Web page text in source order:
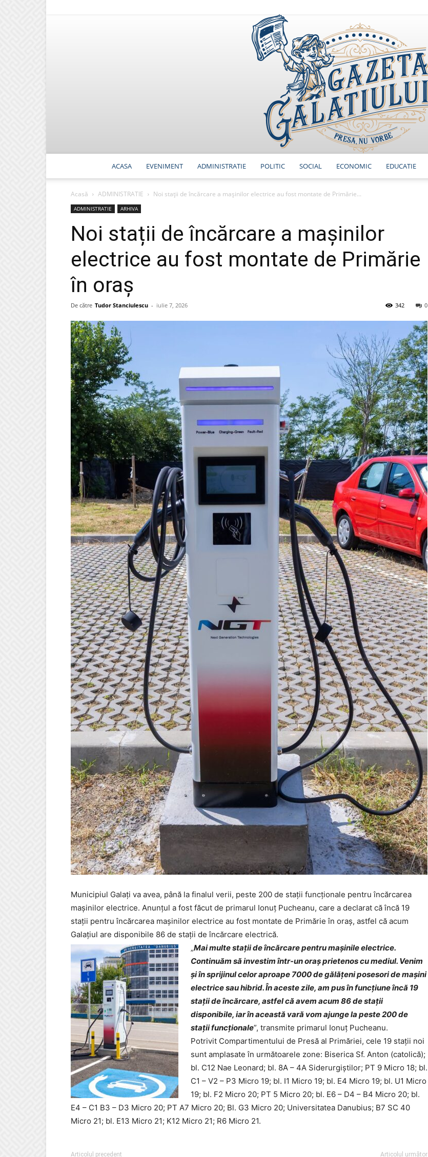
ACASA EVENIMENT ADMINISTRATIE POLITIC SOCIAL ECONOMIC EDUCATIE
Acasă ADMINISTRATIE Noi stații de încărcare a mașinilor electrice au fost montate de Primărie...
ADMINISTRATIE ARHIVA
Noi stații de încărcare a mașinilor
electrice au fost montate de Primărie
în oraș
De către Tudor Stanciulescu - iulie 7, 2026 0
342
Municipiul Galați va avea, până la finalul verii, peste 200 de stații funcționale pentru încărcarea
mașinilor electrice. Anunțul a fost făcut de primarul Ionuț Pucheanu, care a declarat că încă 19
stații pentru încărcarea mașinilor electrice au fost montate de Primărie în oraș, astfel că acum
Galațiul are disponibile 86 de stații de încărcare electrică.
„Mai multe stații de încărcare pentru mașinile electrice.
Continuăm să investim într-un oraș prietenos cu mediul. Venim
și în sprijinul celor aproape 7000 de gălățeni posesori de mașini
electrice sau hibrid. În aceste zile, am pus în funcțiune încă 19
stații de încărcare, astfel că avem acum 86 de stații
disponibile, iar în această vară vom ajunge la peste 200 de
stații funcționale”, transmite primarul Ionuț Pucheanu.
Potrivit Compartimentului de Presă al Primăriei, cele 19 stații noi
sunt amplasate în următoarele zone: Biserica Sf. Anton (catolică);
bl. C12 Nae Leonard; bl. 8A – 4A Siderurgiștilor; PT 9 Micro 18; bl.
C1 – V2 – P3 Micro 19; bl. I1 Micro 19; bl. E4 Micro 19; bl. U1 Micro
19; bl. F2 Micro 20; PT 5 Micro 20; bl. E6 – D4 – B4 Micro 20; bl.
E4 – C1 B3 – D3 Micro 20; PT A7 Micro 20; Bl. G3 Micro 20; Universitatea Danubius; B7 SC 40
Micro 21; bl. E13 Micro 21; K12 Micro 21; R6 Micro 21.
Articolul precedent Articolul următor